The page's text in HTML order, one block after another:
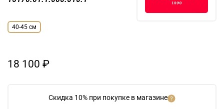
Скидка 10% при покупке в магазине
40-45 см
18 100 ₽